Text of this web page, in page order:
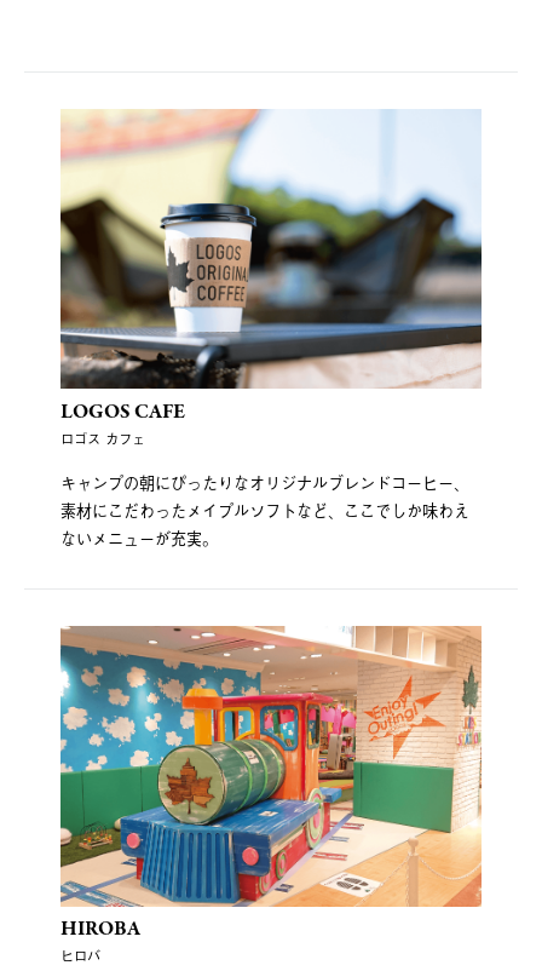
LOGOS CAFE
ロゴス カフェ
キャンプの朝にぴったりなオリジナルブレンドコーヒー、
素材にこだわったメイプルソフトなど、ここでしか味わえ
ないメニューが充実。
HIROBA
ヒロバ